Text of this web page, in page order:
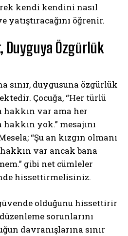
kendi kendini nasıl
öğrenir.
Duyguya Özgürlük
sınır, duygusuna özgürlük
Çocuğa, “Her türlü
hakkın var ama her
yok.” mesajını
“Şu an kızgın olmanı
var ancak bana
gibi net cümleler
hissettirmelisiniz.
olduğunu hissettirir
sorunlarını
davranışlarına sınır